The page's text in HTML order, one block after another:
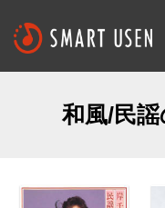
和風/民